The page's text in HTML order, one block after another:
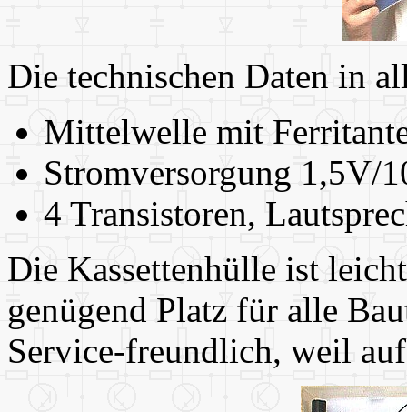
Die technischen Daten in
Mittelwelle mit
Stromversorgung 1,5V/
4 Transistoren,
Die Kassettenhülle ist
genügend Platz für alle
Service-freundlich, weil